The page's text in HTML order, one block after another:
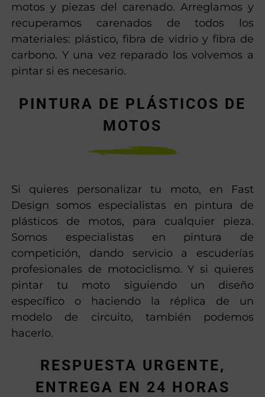
motos y piezas del carenado. Arreglamos y
recuperamos carenados de todos los
materiales: plástico, fibra de vidrio y fibra de
carbono. Y una vez reparado los volvemos a
pintar si es necesario.
PINTURA DE PLÁSTICOS DE
MOTOS
Si quieres personalizar tu moto, en Fast
Design somos especialistas en pintura de
plásticos de motos, para cualquier pieza.
Somos especialistas en pintura de
competición, dando servicio a escuderías
profesionales de motociclismo. Y si quieres
pintar tu moto siguiendo un diseño
específico o haciendo la réplica de un
modelo de circuito, también podemos
hacerlo.
RESPUESTA URGENTE,
ENTREGA EN 24 HORAS